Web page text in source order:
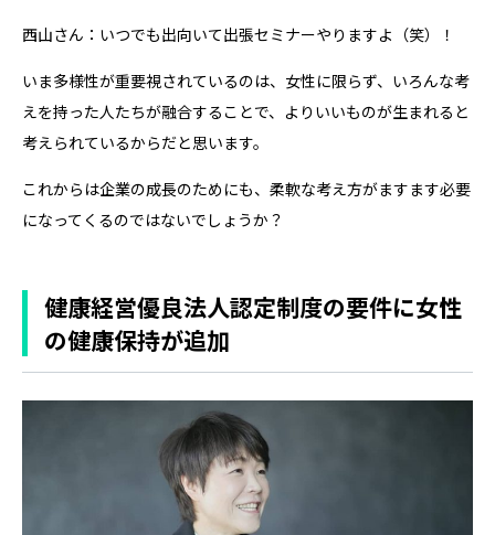
西山さん：いつでも出向いて出張セミナーやりますよ（笑）！
いま多様性が重要視されているのは、女性に限らず、いろんな考
えを持った人たちが融合することで、よりいいものが生まれると
考えられているからだと思います。
これからは企業の成長のためにも、柔軟な考え方がますます必要
になってくるのではないでしょうか？
健康経営優良法人認定制度の要件に女性
の健康保持が追加